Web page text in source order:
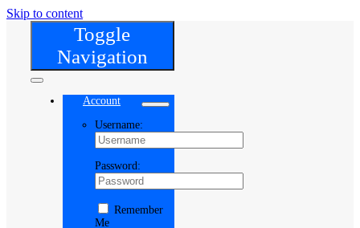
Skip to content
Toggle
Navigation
Account
Username:
Password:
Remember
Me